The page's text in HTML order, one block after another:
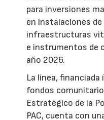
para inversiones
en instalaciones
infraestructuras
e instrumentos de
año 2026.
La línea,
fondos
Estratégico de la
PAC, cuenta con